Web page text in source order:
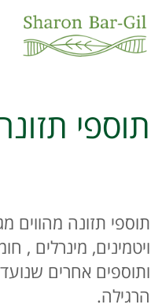
תוספי
תוספי תזונה מהווים
ויטמינים, מינרלים ,
ותוספים אחרים
הרגילה.